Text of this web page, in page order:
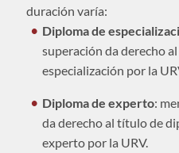
duración varía:
Diploma de
superación da derecho
especialización por la
Diploma de experto:
da derecho al título de
experto por la URV.